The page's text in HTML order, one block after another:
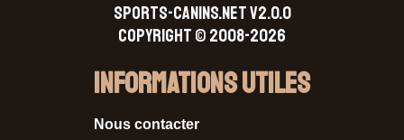
SPORTS-CANINS.NET V2.0.0
Copyright © 2008-2026
Informations Utiles
Nous contacter